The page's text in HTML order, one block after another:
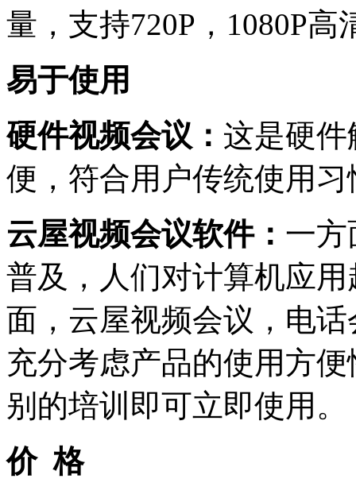
量，支持720P ， 1080P高
易于使用
硬件视频会议： 这是硬
便，符合用户传统使用习
云屋视频会议软件： 一方
普及，人们对计算机应
面，云屋视频会议，电
充分考虑产品的使用方
别的培训即可立即使用。
价 格